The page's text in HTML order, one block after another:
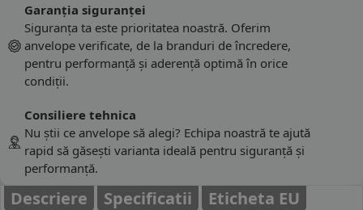
Garanția siguranței
Siguranța ta este prioritatea noastră. Oferim
anvelope verificate, de la branduri de încredere,
pentru performanță și aderență optimă în orice
condiții.
Consiliere tehnica
Nu știi ce anvelope să alegi? Echipa noastră te ajută
rapid să găsești varianta ideală pentru siguranță și
performanță.
Descriere Specificatii Eticheta EU